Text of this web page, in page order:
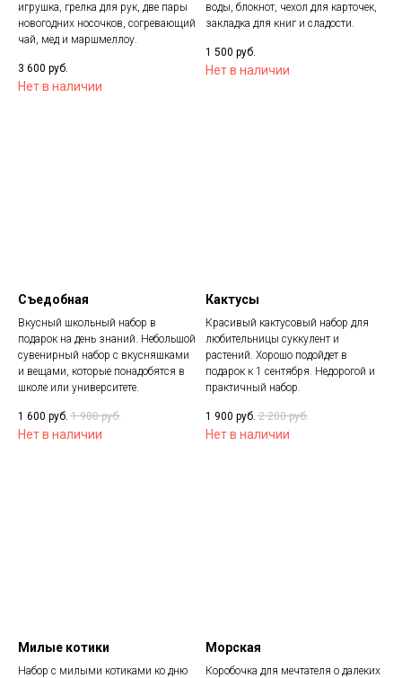
игрушка, грелка для рук, две пары
новогодних носочков, согревающий
чай, мед и маршмеллоу.
3 600 руб.
Нет в наличии
воды, блокнот, чехол для карточек,
закладка для книг и сладости.
1 500 руб.
Нет в наличии
Съедобная
Вкусный школьный набор в
подарок на день знаний. Небольшой
сувенирный набор с вкусняшками
и вещами, которые понадобятся в
школе или университете.
1 600 руб. 1 900 руб.
Нет в наличии
Кактусы
Красивый кактусовый набор для
любительницы суккулент и
растений. Хорошо подойдет в
подарок к 1 сентября. Недорогой и
практичный набор.
1 900 руб. 2 200 руб.
Нет в наличии
Милые котики
Набор с милыми котиками ко дню
Морская
Коробочка для мечтателя о далеких